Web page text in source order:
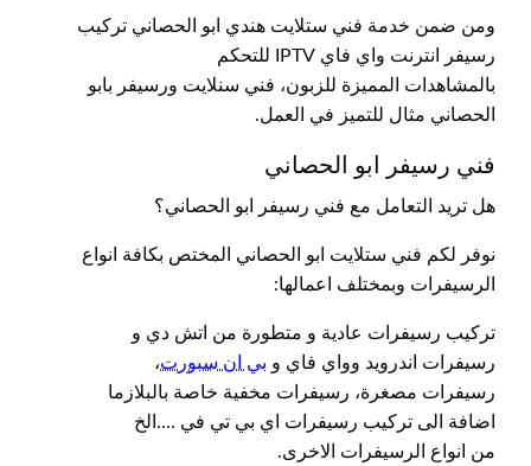
ومن ضمن خدمة فني ستلايت هندي ابو الحصاني تركيب
رسيفر انترنت واي فاي IPTV للتحكم
بالمشاهدات المميزة للزبون، فني سنلايت ورسيفر بابو
الحصاني مثال للتميز في العمل.
فني رسيفر ابو الحصاني
هل تريد التعامل مع فني رسيفر ابو الحصاني؟
نوفر لكم فني ستلايت ابو الحصاني المختص بكافة انواع
الرسيفرات وبمختلف اعمالها:
تركيب رسيفرات عادية و متطورة من اتش دي و
رسيفرات اندرويد وواي فاي و بي ان سبورت،
رسيفرات مصغرة، رسيفرات مخفية خاصة بالبلازما
اضافة الى تركيب رسيفرات اي بي تي في ….الخ
من انواع الرسيفرات الاخرى.